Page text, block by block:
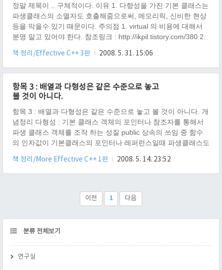
정말 제목이 .. 구체적이다. 이유 1. 다향성을 가진 기본 클래스는
파생클래스의 소멸자도 호출해줌으로써, 메모리릭, 신비한 현상
등을 막을수 있기 때문이다. 주의점 1. virtual 의 비용에 대해서
분명 알고 있어야 한다. 참조링크 : http://ikpil.tistory.com/380 2.
하면 http://www.kwak101.pe.kr/bbs/view.php?
id=kwk_worksBBS&no=159 이기 때문이다. 참조 - 기본 클래스
의 가상 소멸자 호출 2. 1번으로 부터 파생 클래스의 소멸자 호출
3. 2번으로 부터 기본 클래스의 소멸자 호출 - 순수 가상 소멸자
의..
책 정리/Effective C++ 3판 2008. 5. 31. 15:06
항목 3 : 배열과 다형성은 같은 수준으로 놓고
볼 것이 아니다.
항목 3 : 배열과 다형성은 같은 수준으로 놓고 볼 것이 아니다. 개
념정리 다형성 : 기본 클래스 객체의 포인터나 참조자를 통해서
파생 클래스 객체를 조작 하는 성질 public 상속의 쓰임 중 함수
의 인자값이 기본클래스의 포인터나 레퍼런스일때 파생클래스도
본 클래스의 객체의 크기가 다르기 때문에, 포인터 계산(배열이
니까!)시 오류가 발생한다! 해결방법 1. 배열의 포인터 계산과 다
인 생각 1. 이제부터 슬슬 기본 지식이 있어야지만 이해 할수 있
는 수준이 나온다. 2. 이 차이점을 안다면, 코딩할 때 주의를 할수
책 정리/More Effective C++ 1판 2008. 5. 14. 23:52
이전 1 다음
CATEGORY
분류 전체보기
연구실